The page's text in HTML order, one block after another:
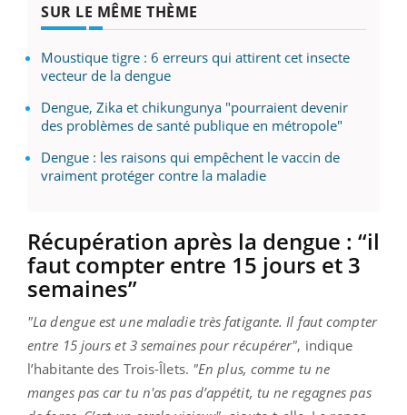
SUR LE MÊME THÈME
Moustique tigre : 6 erreurs qui attirent cet insecte
vecteur de la dengue
Dengue, Zika et chikungunya "pourraient devenir
des problèmes de santé publique en métropole"
Dengue : les raisons qui empêchent le vaccin de
vraiment protéger contre la maladie
Récupération après la dengue : “il
faut compter entre 15 jours et 3
semaines”
"La dengue est une maladie très fatigante. Il faut compter
entre 15 jours et 3 semaines pour récupérer", indique
l’habitante des Trois-Îlets. "En plus, comme tu ne
manges pas car tu n'as pas d’appétit, tu ne regagnes pas